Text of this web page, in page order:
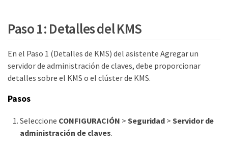
Paso 1: Detalles del KMS
En el Paso 1 (Detalles de KMS) del asistente Agregar un
servidor de administración de claves, debe proporcionar
detalles sobre el KMS o el clúster de KMS.
Pasos
Seleccione CONFIGURACIÓN > Seguridad >Servidor de
administración de claves.